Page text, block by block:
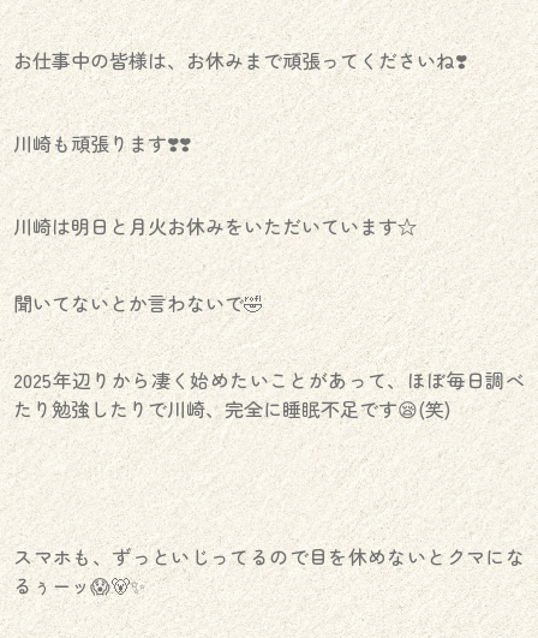
お仕事中の皆様は、お休みまで頑張ってくださいね❣️
川崎も頑張ります❣️❣️
川崎は明日と月火お休みをいただいています☆
聞いてないとか言わないで🤣
2025年辺りから凄く始めたいことがあって、ほぼ毎日調べ
たり勉強したりで川崎、完全に睡眠不足です😪(笑)
スマホも、ずっといじってるので目を休めないとクマにな
るぅーッ😱🐻✨